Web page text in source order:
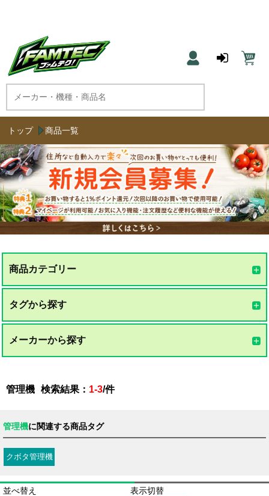
トップ 商品一覧
商品カテゴリー
タグから探す
メーカーから探す
管理機 検索結果： 1-3/件
管理機に関連する商品タグ
クボタ管理機
並べ替え 表示切替